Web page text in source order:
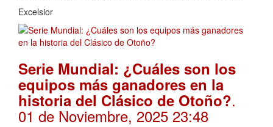
Excelsior
Serie Mundial: ¿Cuáles son los
equipos más ganadores en la
historia del Clásico de Otoño?.
01 de Noviembre, 2025 23:48